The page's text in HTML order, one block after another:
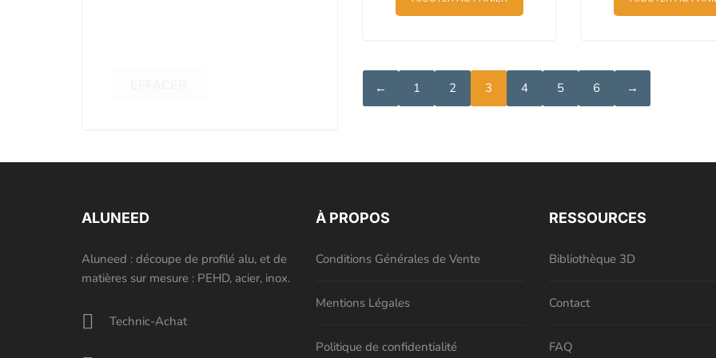
76,10 €.72,30 €. 160,08 €.
← 1 2 3 4 5 6 →
ALUNEED
Aluneed : découpe de profilé alu, et de
matières sur mesure : PEHD, acier, inox.
Technic-Achat
À PROPOS
Conditions Générales de Vente
Mentions Légales
Politique de confidentialité
RESSOURCES
Bibliothèque 3D
Contact
FAQ